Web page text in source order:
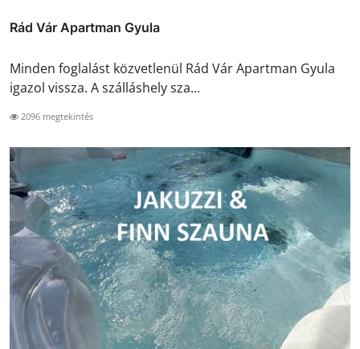
Rád Vár Apartman Gyula
Minden foglalást közvetlenül Rád Vár Apartman Gyula
igazol vissza. A szálláshely sza...
2096 megtekintés